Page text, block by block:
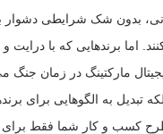
بدون شک شرایطی دشوار
اما برندهایی که با
مارکتینگ در زمان جنگ
تبدیل به الگوهایی برای
کسب و کار شما فقط برای